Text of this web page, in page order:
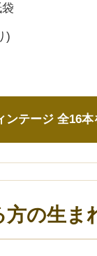
)
ンテージ 全16
の生ま